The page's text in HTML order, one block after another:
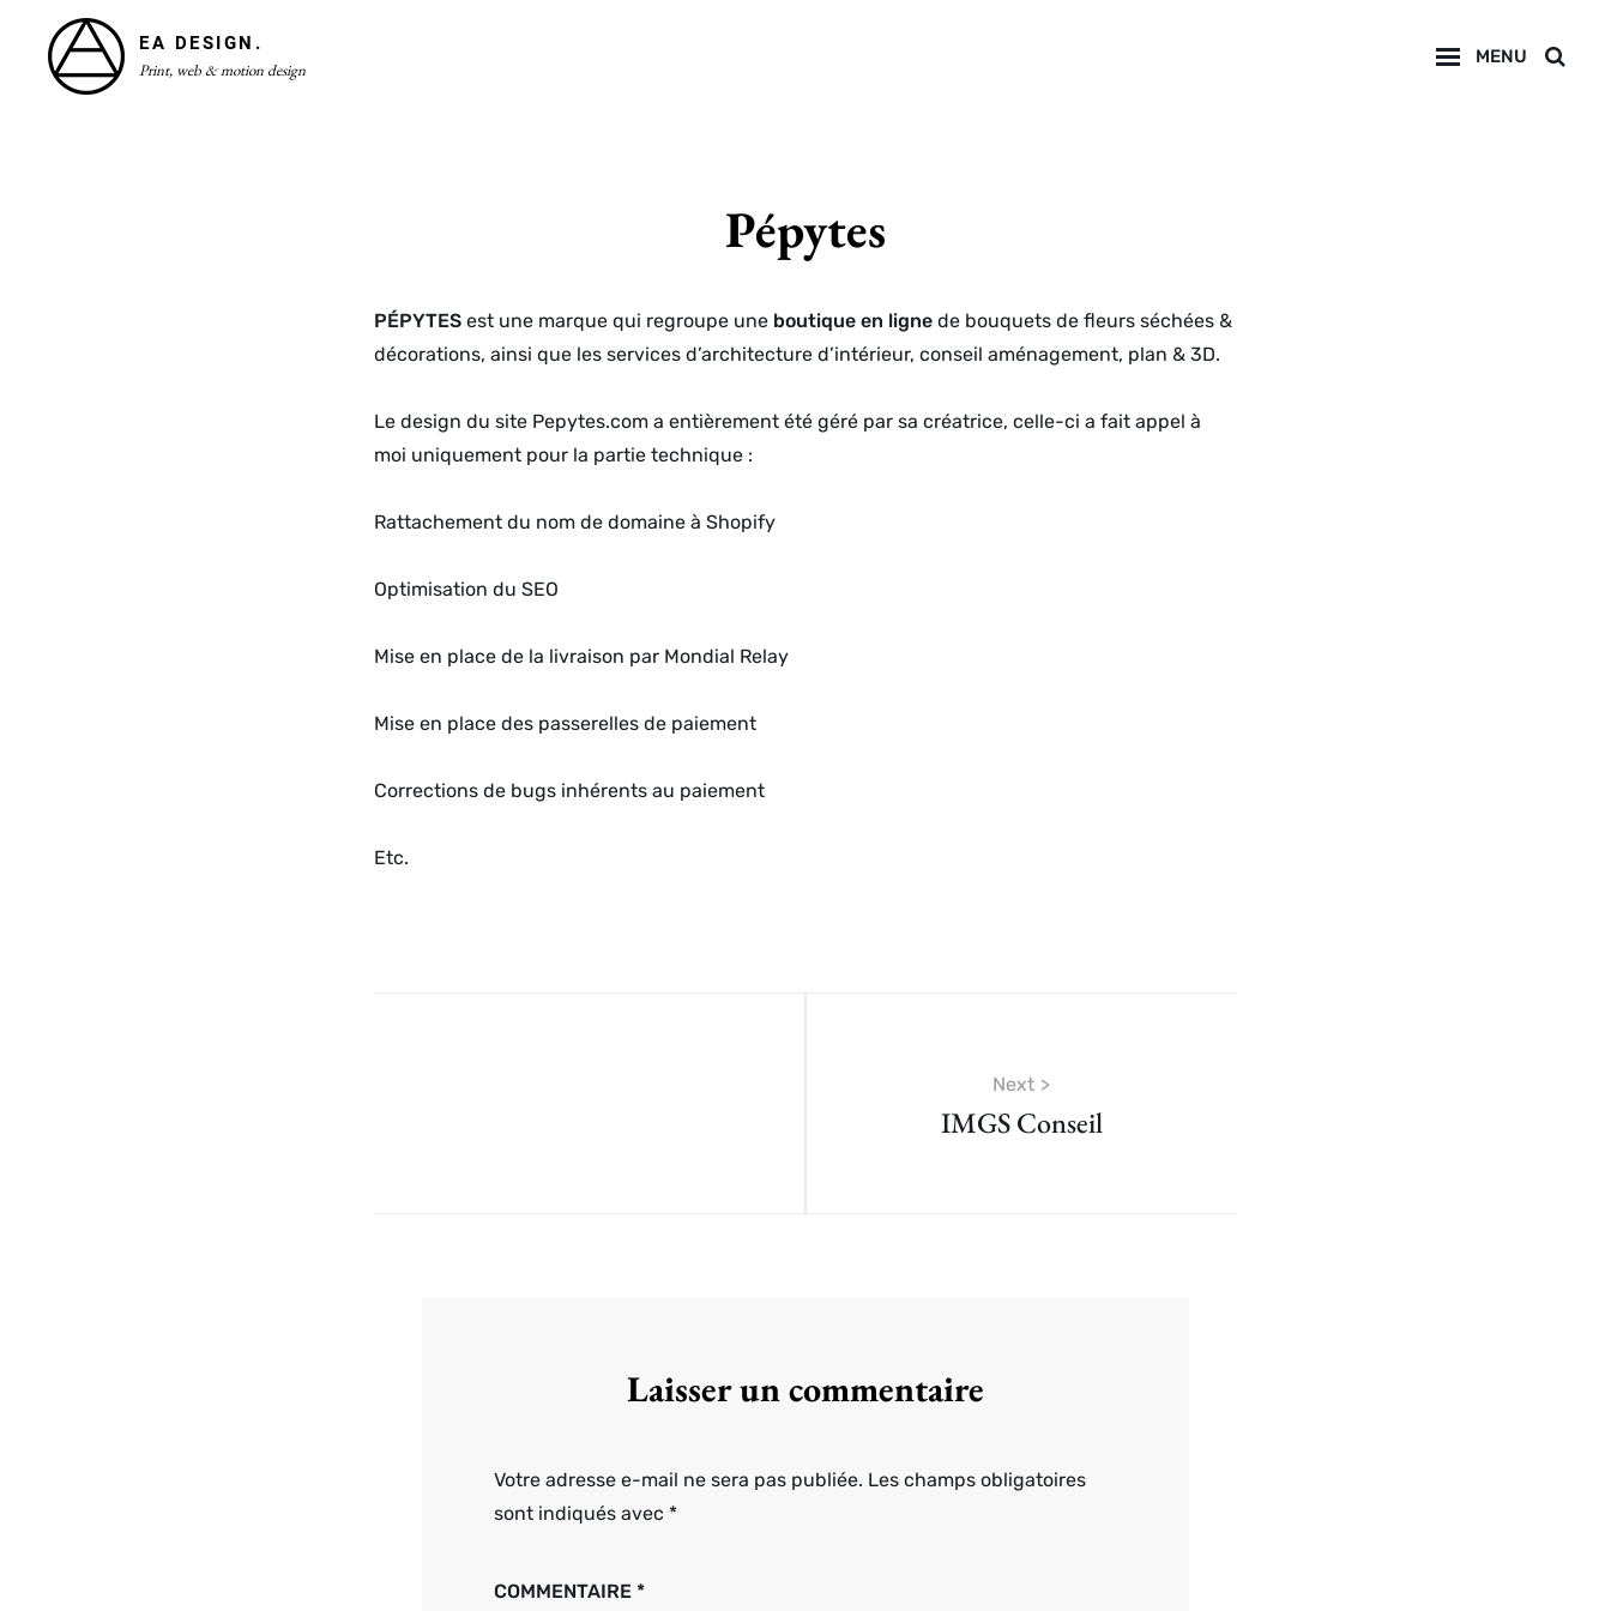
content
EA DESIGN.
Print, web & motion design
MENU
Pépytes
PÉPYTES est une marque qui regroupe une boutique en ligne de bouquets de fleurs séchées &
décorations, ainsi que les services d’architecture d’intérieur, conseil aménagement, plan & 3D.
Le design du site Pepytes.com a entièrement été géré par sa créatrice, celle-ci a fait appel à
moi uniquement pour la partie technique :
Rattachement du nom de domaine à Shopify
Optimisation du SEO
Mise en place de la livraison par Mondial Relay
Mise en place des passerelles de paiement
Corrections de bugs inhérents au paiement
Etc.
Next
IMGS Conseil
Laisser un commentaire
Votre adresse e-mail ne sera pas publiée. Les champs obligatoires
sont indiqués avec *
COMMENTAIRE *